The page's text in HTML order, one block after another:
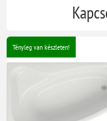
Tényleg van készleten!